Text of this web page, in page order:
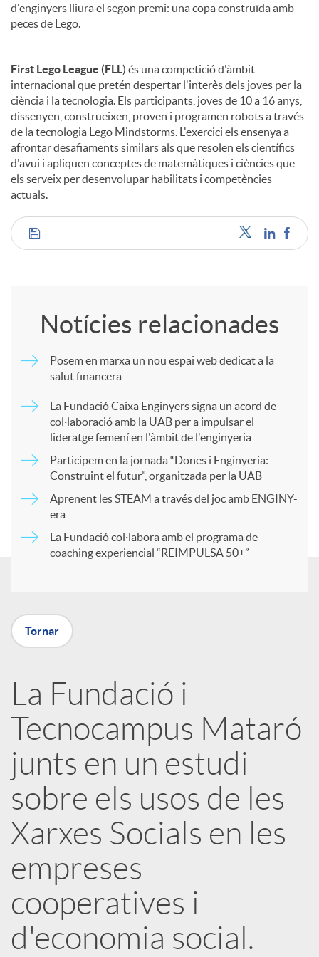
d'enginyers lliura el segon premi: una copa construïda amb
peces de Lego.
First Lego League (FLL) és una competició d'àmbit
internacional que pretén despertar l'interès dels joves per la
ciència i la tecnologia. Els participants, joves de 10 a 16 anys,
dissenyen, construeixen, proven i programen robots a través
de la tecnologia Lego Mindstorms. L'exercici els ensenya a
afrontar desafiaments similars als que resolen els científics
d'avui i apliquen conceptes de matemàtiques i ciències que
els serveix per desenvolupar habilitats i competències
actuals.
C
m
t
r
X
a
r
x
e
s
Notícies relacionades
Posem en marxa un nou espai web dedicat a la
salut financera
La Fundació Caixa Enginyers signa un acord de
col·laboració amb la UAB per a impulsar el
lideratge femení en l'àmbit de l'enginyeria
Participem en la jornada “Dones i Enginyeria:
Construint el futur”, organitzada per la UAB
Aprenent les STEAM a través del joc amb ENGINY-
era
La Fundació col·labora amb el programa de
coaching experiencial “REIMPULSA 50+”
Tornar
La Fundació i
Tecnocampus Mataró
junts en un estudi
sobre els usos de les
Xarxes Socials en les
empreses
cooperatives i
d'economia social.